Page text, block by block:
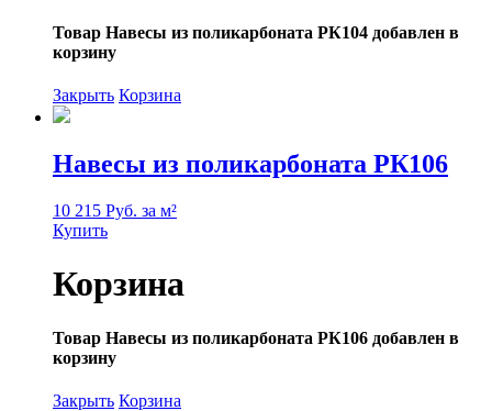
Товар Навесы из поликарбоната РК104 добавлен в
корзину
Закрыть Корзина
Навесы из поликарбоната РК106
10 215 Руб. за м²
Купить
Корзина
Товар Навесы из поликарбоната РК106 добавлен в
корзину
Закрыть Корзина